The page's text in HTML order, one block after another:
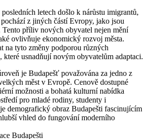
letech došlo k nárůstu imigrantů,
z jiných částí Evropy, jako jsou
příliv nových obyvatel nejen mění
ovlivňuje ekonomický rozvoj města.
na tyto změny podporou různých
které usnadňují novým obyvatelům adaptaci.
je Budapešť považována za jedno z
měst v Evropě. Cenově dostupné
možnosti a bohatá kulturní nabídka
pro mladé rodiny, studenty i
demografický obraz Budapešti fascinujícím
vhled do fungování moderního